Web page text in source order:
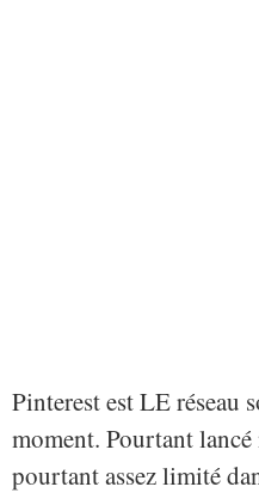
Pinterest est LE réseau
moment. Pourtant
pourtant assez limité